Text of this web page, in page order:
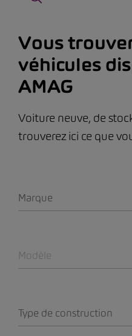
Vous
véhicules
AMAG
Voiture neuve, de
trouverez ici ce que
Marque
Modèle
Type de construction